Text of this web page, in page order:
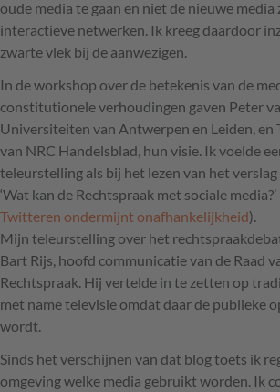
oude media te gaan en niet de nieuwe media
interactieve netwerken. Ik kreeg daardoor
zwarte vlek bij de aanwezigen.
In de workshop over de betekenis van de
constitutionele verhoudingen gaven Peter
Universiteiten van Antwerpen en Leiden, en
van NRC Handelsblad, hun visie. Ik voelde
teleurstelling als bij het lezen van het
‘Wat kan de Rechtspraak met sociale
Twitteren ondermijnt onafhankelijkheid).
Mijn teleurstelling over het
Bart Rijs, hoofd communicatie van de Raad
Rechtspraak. Hij vertelde in te zetten op
met name televisie omdat daar de publieke
wordt.
Sinds het verschijnen van dat blog toets ik
omgeving welke media gebruikt worden. Ik